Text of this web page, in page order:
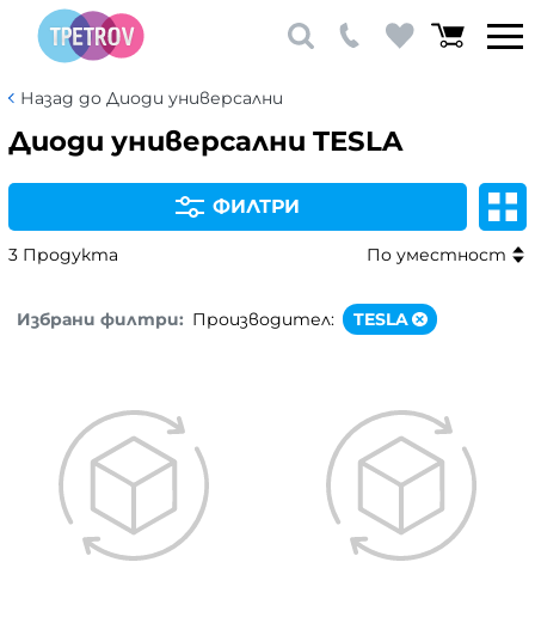
Назад до Диоди универсални
Диоди универсални TESLA
ФИЛТРИ
3 Продукта По уместност
Избрани филтри: Производител: TESLA